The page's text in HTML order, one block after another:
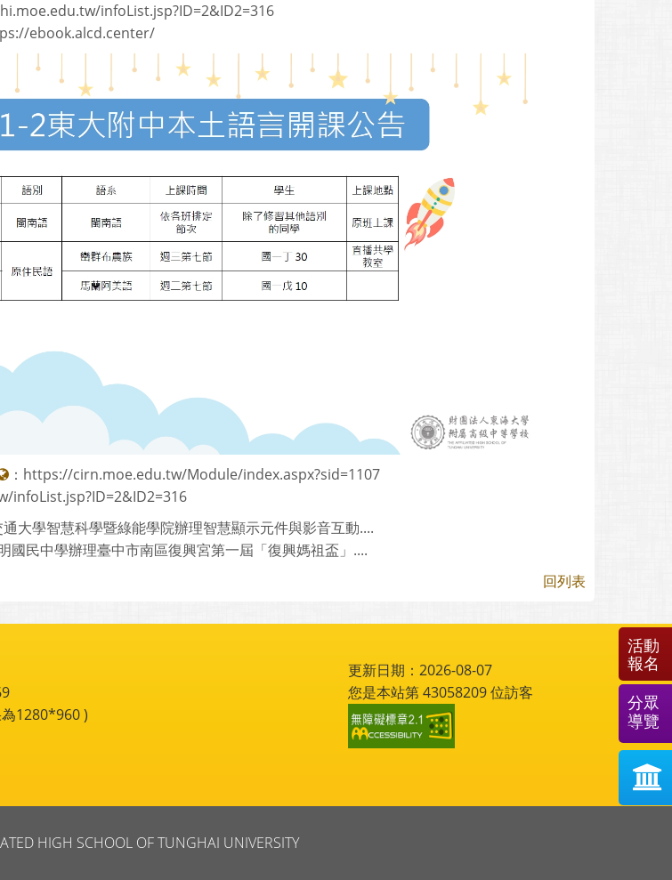
infoList.jsp?ID=2&ID2=316
ebook.alcd.center/
： https://cirn.moe.edu.tw/Module/index.aspx?sid=1107
大學智慧科學暨綠能學院辦理智慧顯示元件與影音互動....
國民中學辦理臺中市南區復興宮第一屆「復興媽祖盃」....
回列表
1280*960 )
更新日期：2026-08-07
您是本站第43058209位訪客
HIGH SCHOOL OF TUNGHAI UNIVERSITY
活動
報名
分眾
導覽